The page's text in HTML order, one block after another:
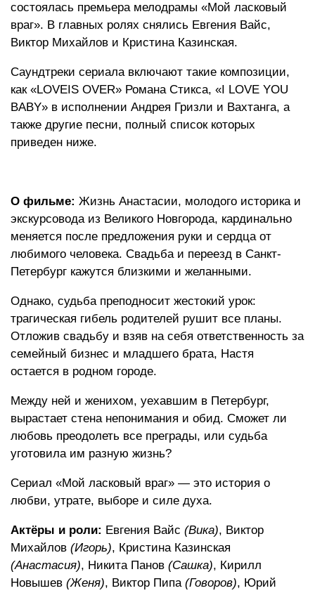
состоялась премьера мелодрамы «Мой ласковый
враг». В главных ролях снялись Евгения Вайс,
Виктор Михайлов и Кристина Казинская.
Саундтреки сериала включают такие композиции,
как «LOVEIS OVER» Романа Стикса, «I LOVE YOU
BABY» в исполнении Андрея Гризли и Вахтанга, а
также другие песни, полный список которых
приведен ниже.
О фильме: Жизнь Анастасии, молодого историка и
экскурсовода из Великого Новгорода, кардинально
меняется после предложения руки и сердца от
любимого человека. Свадьба и переезд в Санкт-
Петербург кажутся близкими и желанными.
Однако, судьба преподносит жестокий урок:
трагическая гибель родителей рушит все планы.
Отложив свадьбу и взяв на себя ответственность за
семейный бизнес и младшего брата, Настя
остается в родном городе.
Между ней и женихом, уехавшим в Петербург,
вырастает стена непонимания и обид. Сможет ли
любовь преодолеть все преграды, или судьба
уготовила им разную жизнь?
Сериал «Мой ласковый враг» — это история о
любви, утрате, выборе и силе духа.
Актёры и роли: Евгения Вайс (Вика), Виктор
Михайлов (Игорь), Кристина Казинская
(Анастасия), Никита Панов (Сашка), Кирилл
Новышев (Женя), Виктор Пипа (Говоров), Юрий